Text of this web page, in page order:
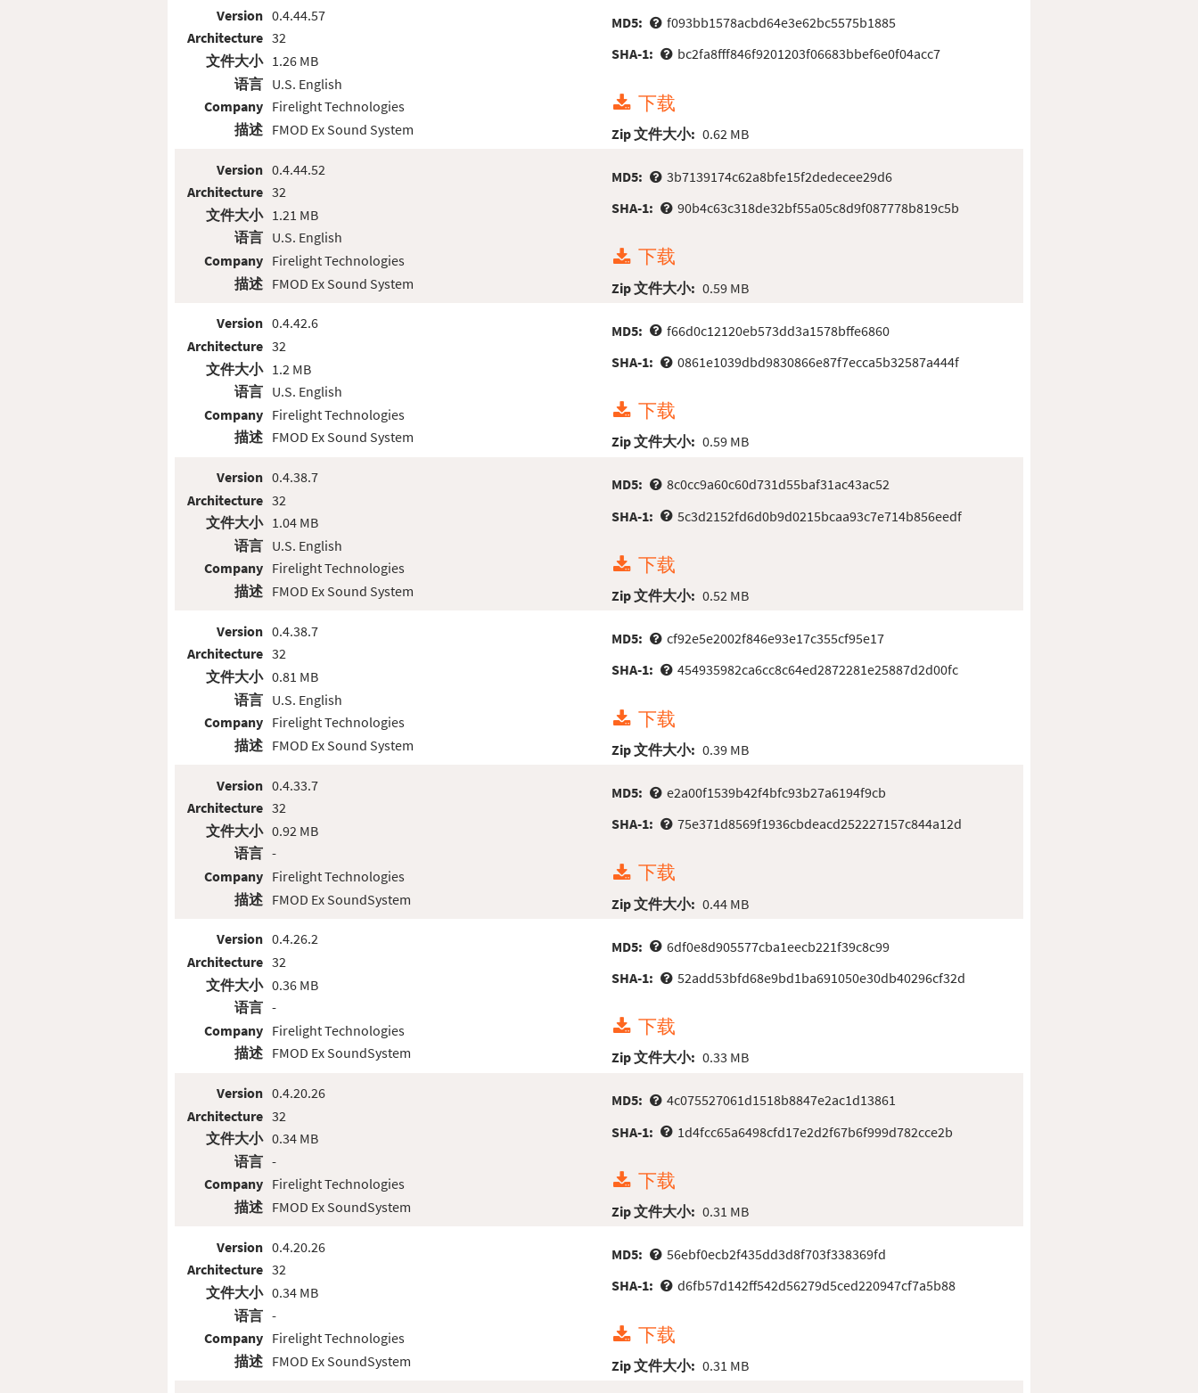
Version
Architecture
文件大小
语言
Company
描述
0.4.44.57
32
1.26 MB
U.S. English
Firelight Technologies
FMOD Ex Sound System
MD5:
f093bb1578acbd64e3e62bc5575b1885
SHA-1:
bc2fa8fff846f9201203f06683bbef6e0f04acc7
下载
Zip 文件大小: 0.62 MB
Version
Architecture
文件大小
语言
Company
描述
0.4.44.52
32
1.21 MB
U.S. English
Firelight Technologies
FMOD Ex Sound System
MD5:
3b7139174c62a8bfe15f2dedecee29d6
SHA-1:
90b4c63c318de32bf55a05c8d9f087778b819c5b
下载
Zip 文件大小: 0.59 MB
Version
Architecture
文件大小
语言
Company
描述
0.4.42.6
32
1.2 MB
U.S. English
Firelight Technologies
FMOD Ex Sound System
MD5:
f66d0c12120eb573dd3a1578bffe6860
SHA-1:
0861e1039dbd9830866e87f7ecca5b32587a444f
下载
Zip 文件大小: 0.59 MB
Version
Architecture
文件大小
语言
Company
描述
0.4.38.7
32
1.04 MB
U.S. English
Firelight Technologies
FMOD Ex Sound System
MD5:
8c0cc9a60c60d731d55baf31ac43ac52
SHA-1:
5c3d2152fd6d0b9d0215bcaa93c7e714b856eedf
下载
Zip 文件大小: 0.52 MB
Version
Architecture
文件大小
语言
Company
描述
0.4.38.7
32
0.81 MB
U.S. English
Firelight Technologies
FMOD Ex Sound System
MD5:
cf92e5e2002f846e93e17c355cf95e17
SHA-1:
454935982ca6cc8c64ed2872281e25887d2d00fc
下载
Zip 文件大小: 0.39 MB
Version
Architecture
文件大小
语言
Company
描述
0.4.33.7
32
0.92 MB
-
Firelight Technologies
FMOD Ex SoundSystem
MD5:
e2a00f1539b42f4bfc93b27a6194f9cb
SHA-1:
75e371d8569f1936cbdeacd252227157c844a12d
下载
Zip 文件大小: 0.44 MB
Version
Architecture
文件大小
语言
Company
描述
0.4.26.2
32
0.36 MB
-
Firelight Technologies
FMOD Ex SoundSystem
MD5:
6df0e8d905577cba1eecb221f39c8c99
SHA-1:
52add53bfd68e9bd1ba691050e30db40296cf32d
下载
Zip 文件大小: 0.33 MB
Version
Architecture
文件大小
语言
Company
描述
0.4.20.26
32
0.34 MB
-
Firelight Technologies
FMOD Ex SoundSystem
MD5:
4c075527061d1518b8847e2ac1d13861
SHA-1:
1d4fcc65a6498cfd17e2d2f67b6f999d782cce2b
下载
Zip 文件大小: 0.31 MB
Version
Architecture
文件大小
语言
Company
描述
0.4.20.26
32
0.34 MB
-
Firelight Technologies
FMOD Ex SoundSystem
MD5:
56ebf0ecb2f435dd3d8f703f338369fd
SHA-1:
d6fb57d142ff542d56279d5ced220947cf7a5b88
下载
Zip 文件大小: 0.31 MB